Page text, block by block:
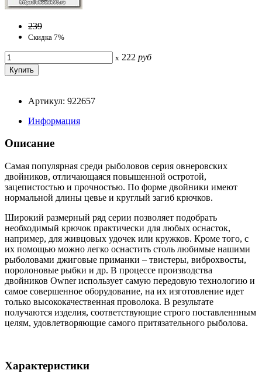
239
Скидка 7%
x 222 руб
Артикул: 922657
Информация
Описание
Самая популярная среди рыболовов серия овнеровских
двойников, отличающаяся повышенной остротой,
зацепистостью и прочностью. По форме двойники имеют
нормальной длины цевье и круглый загиб крючков.
Широкий размерный ряд серии позволяет подобрать
необходимый крючок практически для любых оснасток,
например, для живцовых удочек или кружков. Кроме того, с
их помощью можно легко оснастить столь любимые нашими
рыболовами джиговые приманки – твистеры, виброхвосты,
поролоновые рыбки и др. В процессе производства
двойников Owner использует самую передовую технологию и
самое совершенное оборудование, на их изготовление идет
только высококачественная проволока. В результате
получаются изделия, соответствующие строго поставленнным
целям, удовлетворяющие самого притязательного рыболова.
Характеристики